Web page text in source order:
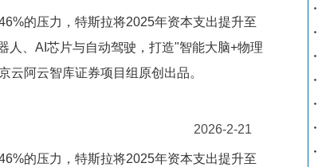
的压力，特斯拉将2025年资本支出提升至
人、AI芯片与自动驾驶，打造"智能大脑+物理
阿云智库证券项目组原创出品。
2026-2-21
的压力，特斯拉将2025年资本支出提升至